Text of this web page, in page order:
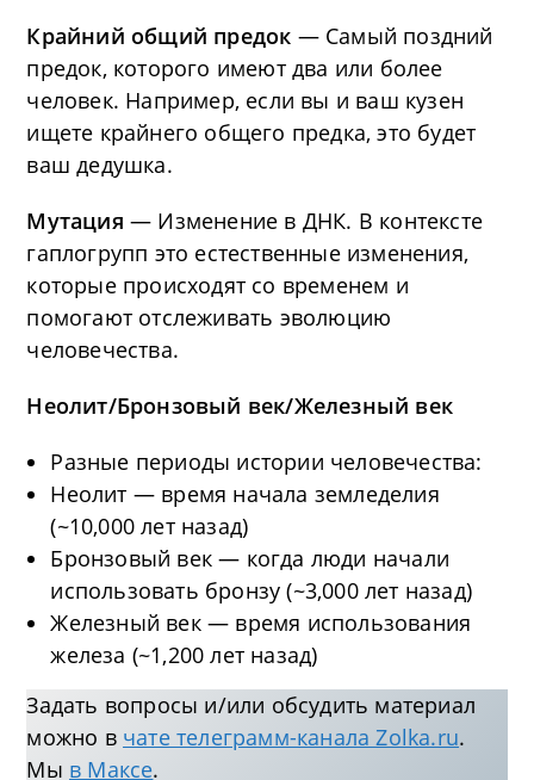
Крайний общий предок — Самый поздний
предок, которого имеют два или более
человек. Например, если вы и ваш кузен
ищете крайнего общего предка, это будет
ваш дедушка.
Мутация — Изменение в ДНК. В контексте
гаплогрупп это естественные изменения,
которые происходят со временем и
помогают отслеживать эволюцию
человечества.
Неолит/Бронзовый век/Железный век
Разные периоды истории человечества:
Неолит — время начала земледелия
(~10,000 лет назад)
Бронзовый век — когда люди начали
использовать бронзу (~3,000 лет назад)
Железный век — время использования
железа (~1,200 лет назад)
Задать вопросы и/или обсудить материал
можно в чате телеграмм-канала Zolka.ru.
Мы в Максе.